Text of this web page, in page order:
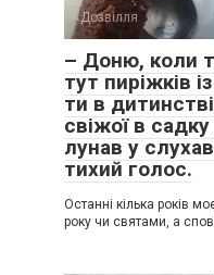
Дозвілля
– Доню, коли
тут пиріжків
ти в
свіжої в
лунав у
тихий голос.
Останні кілька років
року чи святами, а